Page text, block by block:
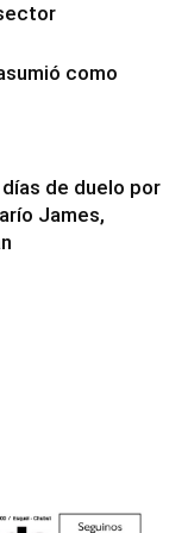
como
de duelo por
James,